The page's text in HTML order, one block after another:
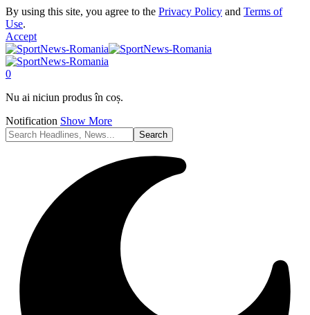
By using this site, you agree to the Privacy Policy and Terms of
Use.
Accept
0
Nu ai niciun produs în coș.
Notification Show More